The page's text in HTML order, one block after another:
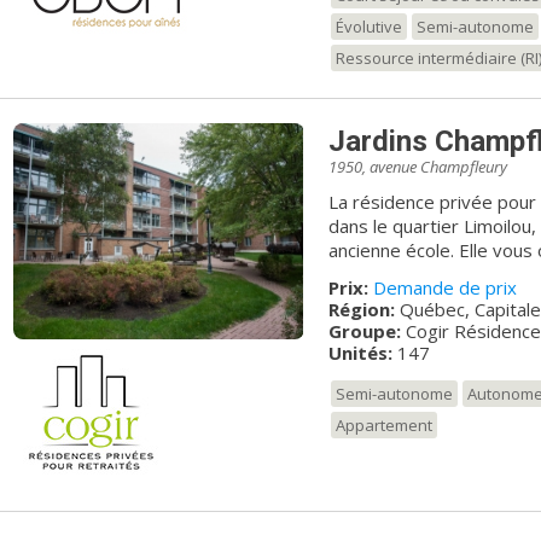
choisissant les
Bienvenue chez vous ! Appelez-nous et demandez Grâce Balaha,
coordonnatrice à la
Évolutive
Semi-autonome
Ressource intermédiaire (RI)
Jardins
1950, avenue Champfleury
La résidence privée
dans le quartier
ancienne école. Elle
balançoires et son
familiale qui y règne !
Prix: Demande de prix
Région: Québec,
Groupe: Cogir
Unités:147
Semi-autonome
Appartement